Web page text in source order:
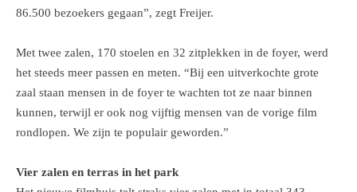
86.500 bezoekers gegaan”, zegt Freijer.
Met twee zalen, 170 stoelen en 32 zitplekken in de foyer, werd
het steeds meer passen en meten. “Bij een uitverkochte grote
zaal staan mensen in de foyer te wachten tot ze naar binnen
kunnen, terwijl er ook nog vijftig mensen van de vorige film
rondlopen. We zijn te populair geworden.”
Vier zalen en terras in het park